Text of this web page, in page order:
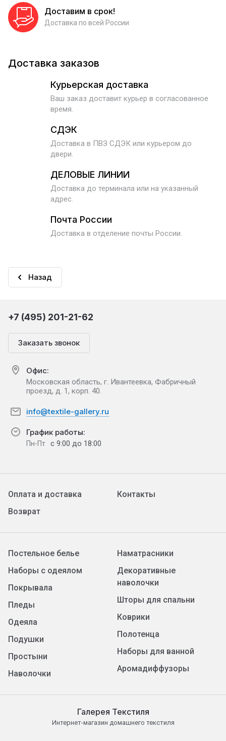
Доставим в срок!
Доставка по всей России
Доставка заказов
Курьерская доставка
Ваш заказ доставит курьер в согласованное
время.
СДЭК
Доставка в ПВЗ СДЭК или курьером до
двери.
ДЕЛОВЫЕ ЛИНИИ
Доставка до терминала или на указанный
адрес.
Почта России
Доставка в отделение почты России.
Назад
+7 (495) 201-21-62
Заказать звонок
Офис:
Московская область, г. Ивантеевка, Фабричный
проезд, д. 1, корп. 40.
info@textile-gallery.ru
График работы:
Пн-Пт с 9:00 до 18:00
Оплата и доставка
Возврат
Контакты
Постельное белье
Наборы с одеялом
Покрывала
Пледы
Одеяла
Подушки
Простыни
Наволочки
Наматрасники
Декоративные
наволочки
Шторы для спальни
Коврики
Полотенца
Наборы для ванной
Аромадиффузоры
Галерея Текстиля
Интернет-магазин домашнего текстиля